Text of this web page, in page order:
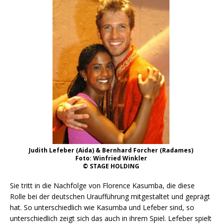
Judith Lefeber (Aida) & Bernhard Forcher (Radames)
Foto: Winfried Winkler
© STAGE HOLDING
Sie tritt in die Nachfolge von Florence Kasumba, die diese
Rolle bei der deutschen Uraufführung mitgestaltet und geprägt
hat. So unterschiedlich wie Kasumba und Lefeber sind, so
unterschiedlich zeigt sich das auch in ihrem Spiel. Lefeber spielt